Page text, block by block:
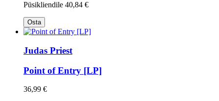
Püsikliendile 40,84 €
Osta
Judas Priest
Point of Entry [LP]
36,99 €